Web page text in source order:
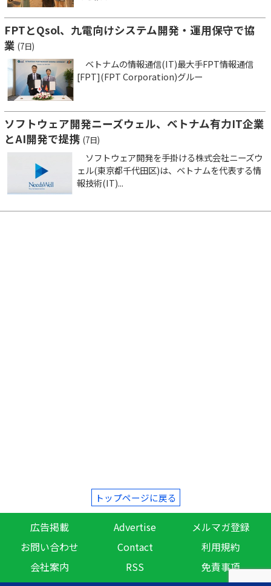
FPTとQsol、九電向けシステム開発・運用保守で協
業 (7日)
ベトナムの情報通信(IT)最大手FPT情報通信
[FPT](FPT Corporation)グルー
ソフトウェア開発ニーズウェル、ベトナム有力IT企業
とAI開発で提携 (7日)
ソフトウェア開発を手掛ける株式会社ニーズウ
ェル(東京都千代田区)は、ベトナムを代表する情
報技術(IT)...
トップページに戻る
広告掲載 Advertise
メルマガ登録
お問い合わせ
Contact
利用規約
会社案内
RSS 免責事項